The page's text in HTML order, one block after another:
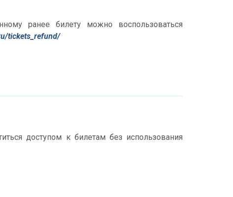
ранее билету можно воспользоваться
tickets_refund/
доступом к билетам без использования